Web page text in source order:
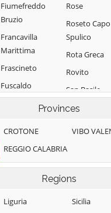
Fiumefreddo
Bruzio
Francavilla
Marittima
Frascineto
Fuscaldo
Piemontese
Lago
Laino Castello
Rose
Roseto Capo
Spulico
Rota Greca
Rovito
San Basile
San
Albanese
San
Corone
San Donato di
Provinces
CROTONE
REGGIO CALABRIA
VIBO
Regions
Liguria
Sicilia